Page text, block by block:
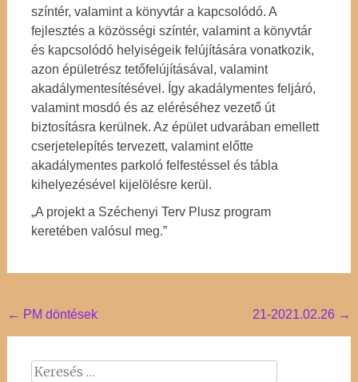
színtér, valamint a könyvtár a kapcsolódó. A
fejlesztés a közösségi színtér, valamint a könyvtár
és kapcsolódó helyiségeik felújítására vonatkozik,
azon épületrész tetőfelújításával, valamint
akadálymentesítésével. Így akadálymentes feljáró,
valamint mosdó és az eléréséhez vezető út
biztosításra kerülnek. Az épület udvarában emellett
cserjetelepítés tervezett, valamint előtte
akadálymentes parkoló felfestéssel és tábla
kihelyezésével kijelölésre kerül.
„A projekt a Széchenyi Terv Plusz program
keretében valósul meg.”
Post
navigation
← PM döntések 21-2021.02.26 →
Keresés: